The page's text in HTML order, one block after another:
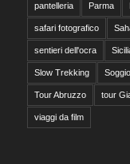
pantelleria Parma
safari fotografico
sentieri dell'ocra
Slow Trekking
Tour Abruzzo tour
viaggi da film